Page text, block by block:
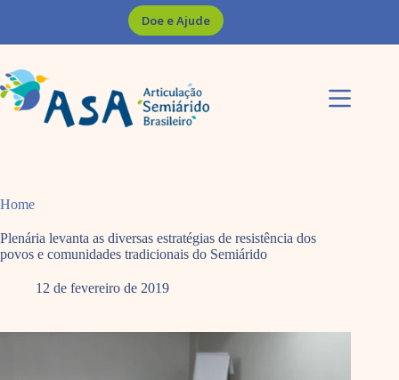
Doe e Ajude
Home
Plenária levanta as diversas estratégias de resistência dos
povos e comunidades tradicionais do Semiárido
12 de fevereiro de 2019